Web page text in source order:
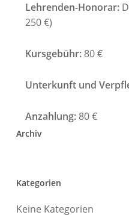
Lehrenden-Honorar:
250 €)
Kursgebühr: 80 €
Unterkunft und
Anzahlung: 80 €
Archiv
Kategorien
Keine Kategorien